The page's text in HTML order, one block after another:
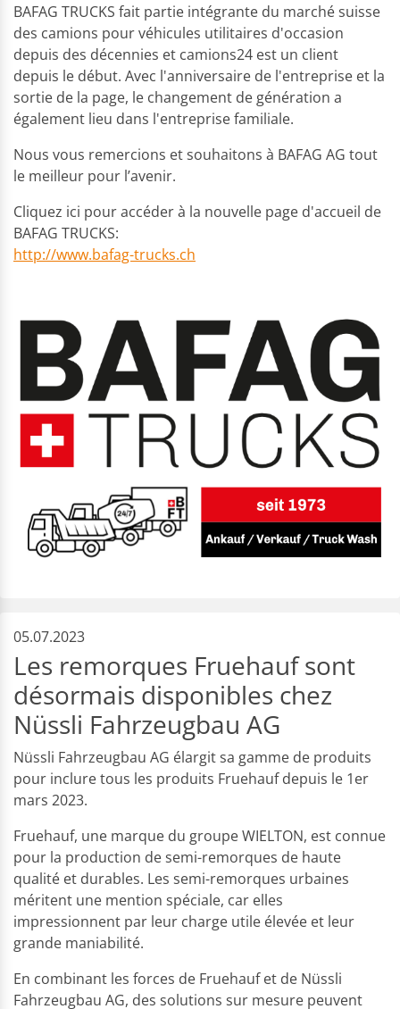
BAFAG TRUCKS fait partie intégrante du marché suisse
des camions pour véhicules utilitaires d'occasion
depuis des décennies et camions24 est un client
depuis le début. Avec l'anniversaire de l'entreprise et la
sortie de la page, le changement de génération a
également lieu dans l'entreprise familiale.
Nous vous remercions et souhaitons à BAFAG AG tout
le meilleur pour l’avenir.
Cliquez ici pour accéder à la nouvelle page d'accueil de
BAFAG TRUCKS:
http://www.bafag-trucks.ch
05.07.2023
Les remorques Fruehauf sont
désormais disponibles chez
Nüssli Fahrzeugbau AG
Nüssli Fahrzeugbau AG élargit sa gamme de produits
pour inclure tous les produits Fruehauf depuis le 1er
mars 2023.
Fruehauf, une marque du groupe WIELTON, est connue
pour la production de semi-remorques de haute
qualité et durables. Les semi-remorques urbaines
méritent une mention spéciale, car elles
impressionnent par leur charge utile élevée et leur
grande maniabilité.
En combinant les forces de Fruehauf et de Nüssli
Fahrzeugbau AG, des solutions sur mesure peuvent